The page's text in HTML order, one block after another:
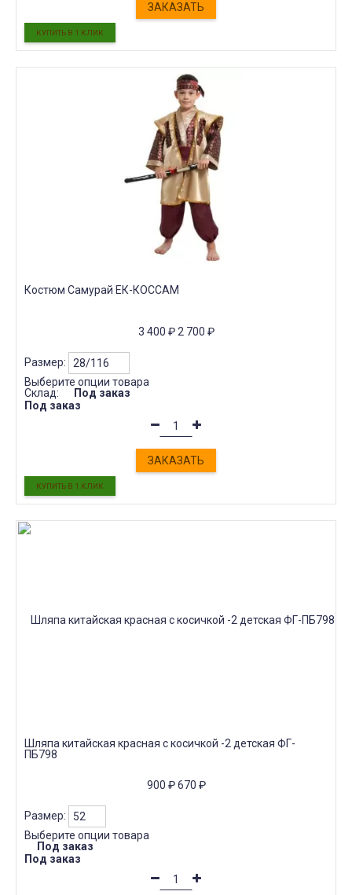
ЗАКАЗАТЬ
Костюм Самурай ЕК-КОССАМ
3 400 ₽ 2 700 ₽
Размер:
Выберите опции товара
Склад:
Под заказ
Под заказ
ЗАКАЗАТЬ
Шляпа китайская красная с косичкой -2 детская ФГ-
ПБ798
900 ₽ 670 ₽
Размер:
Выберите опции товара
Под заказ
Под заказ